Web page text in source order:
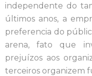
independente do
últimos anos, a
preferencia do
arena, fato que
prejuízos aos
terceiros organizem